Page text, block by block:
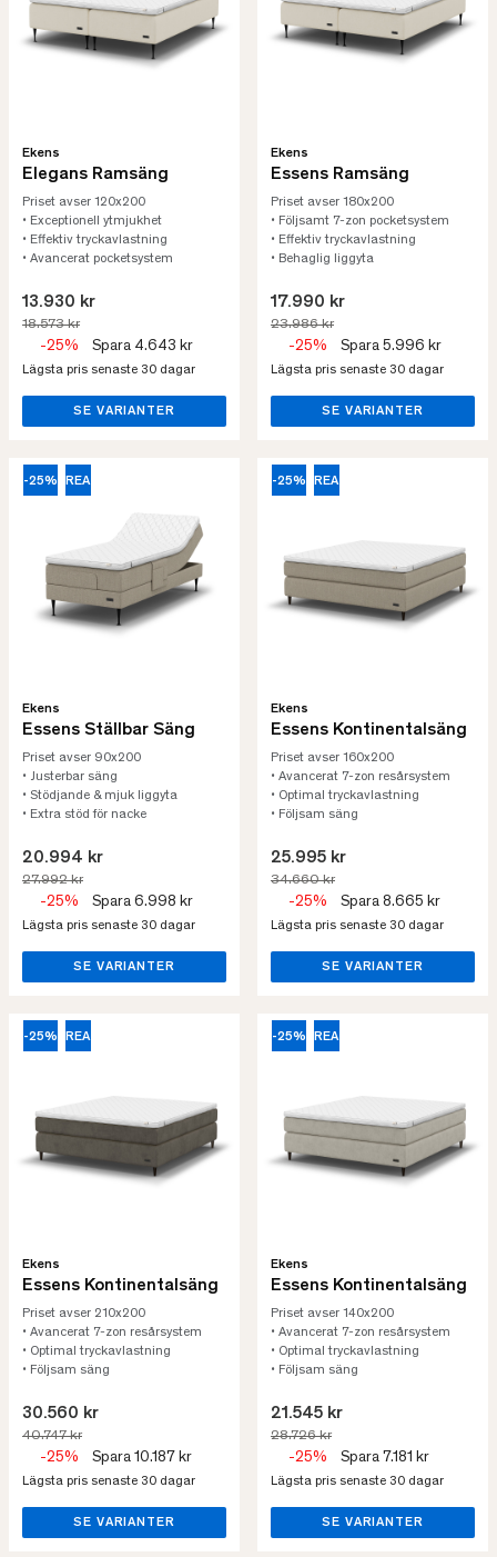
Ekens
Elegans Ramsäng
Priset avser 120x200
• Exceptionell ytmjukhet
• Effektiv tryckavlastning
• Avancerat pocketsystem
13.930 kr
18.573 kr
-25% Spara 4.643 kr
Lägsta pris senaste 30 dagar
SE VARIANTER
Ekens
Essens Ramsäng
Priset avser 180x200
• Följsamt 7-zon pocketsystem
• Effektiv tryckavlastning
• Behaglig liggyta
17.990 kr
23.986 kr
-25% Spara 5.996 kr
Lägsta pris senaste 30 dagar
SE VARIANTER
-25% REA
Ekens
Essens Ställbar Säng
Priset avser 90x200
• Justerbar säng
• Stödjande & mjuk liggyta
• Extra stöd för nacke
20.994 kr
27.992 kr
-25% Spara 6.998 kr
Lägsta pris senaste 30 dagar
SE VARIANTER
-25% REA
Ekens
Essens Kontinentalsäng
Priset avser 160x200
• Avancerat 7-zon resårsystem
• Optimal tryckavlastning
• Följsam säng
25.995 kr
34.660 kr
-25% Spara 8.665 kr
Lägsta pris senaste 30 dagar
SE VARIANTER
-25% REA
Ekens
Essens Kontinentalsäng
Priset avser 210x200
• Avancerat 7-zon resårsystem
• Optimal tryckavlastning
• Följsam säng
30.560 kr
40.747 kr
-25% Spara 10.187 kr
Lägsta pris senaste 30 dagar
SE VARIANTER
-25% REA
Ekens
Essens Kontinentalsäng
Priset avser 140x200
• Avancerat 7-zon resårsystem
• Optimal tryckavlastning
• Följsam säng
21.545 kr
28.726 kr
-25% Spara 7.181 kr
Lägsta pris senaste 30 dagar
SE VARIANTER